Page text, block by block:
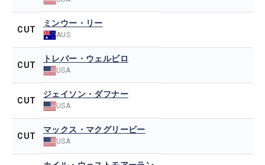
CUT
ミンウー・リー
AUS
CUT
トレバー・ウェルビロ
USA
CUT
ジェイソン・ダフナー
USA
CUT
マックス・マクグリービー
USA